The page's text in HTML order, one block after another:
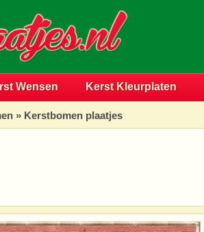
Wensen Kerst Kleurplaten
» Kerstbomen plaatjes